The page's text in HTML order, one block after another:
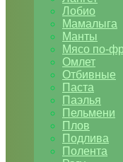
Лобио
Мамалыга
Манты
Мясо по-
Омлет
Отбивные
Паста
Паэлья
Пельмени
Плов
Подлива
Полента